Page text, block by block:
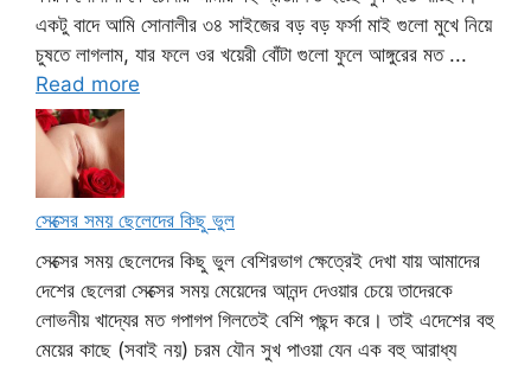
একটু বাদে আমি সোনালীর ৩৪ সাইজের বড় বড় ফর্সা মাই গুলো মুখে নিয়ে
চুষতে লাগলাম, যার ফলে ওর খয়েরী বোঁটা গুলো ফুলে আঙ্গুরের মত ...
Read more
সেক্সের সময় ছেলেদের কিছু ভুল
সেক্সের সময় ছেলেদের কিছু ভুল বেশিরভাগ ক্ষেত্রেই দেখা যায় আমাদের
দেশের ছেলেরা সেক্সের সময় মেয়েদের আনন্দ দেওয়ার চেয়ে তাদেরকে
লোভনীয় খাদ্যের মত গপাগপ গিলতেই বেশি পছন্দ করে। তাই এদেশের বহু
মেয়ের কাছে (সবাই নয়) চরম যৌন সুখ পাওয়া যেন এক বহু আরাধ্য